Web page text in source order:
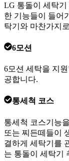
LG 통돌이 세탁
한 기능들이 들어
탁기와 마찬가지
6모션
6모션 세탁을 지
공합니다.
통세척 코스
통세척 코스기능
또는 찌든떼들이
결하게 세탁기를
는 통돌이 세탁기